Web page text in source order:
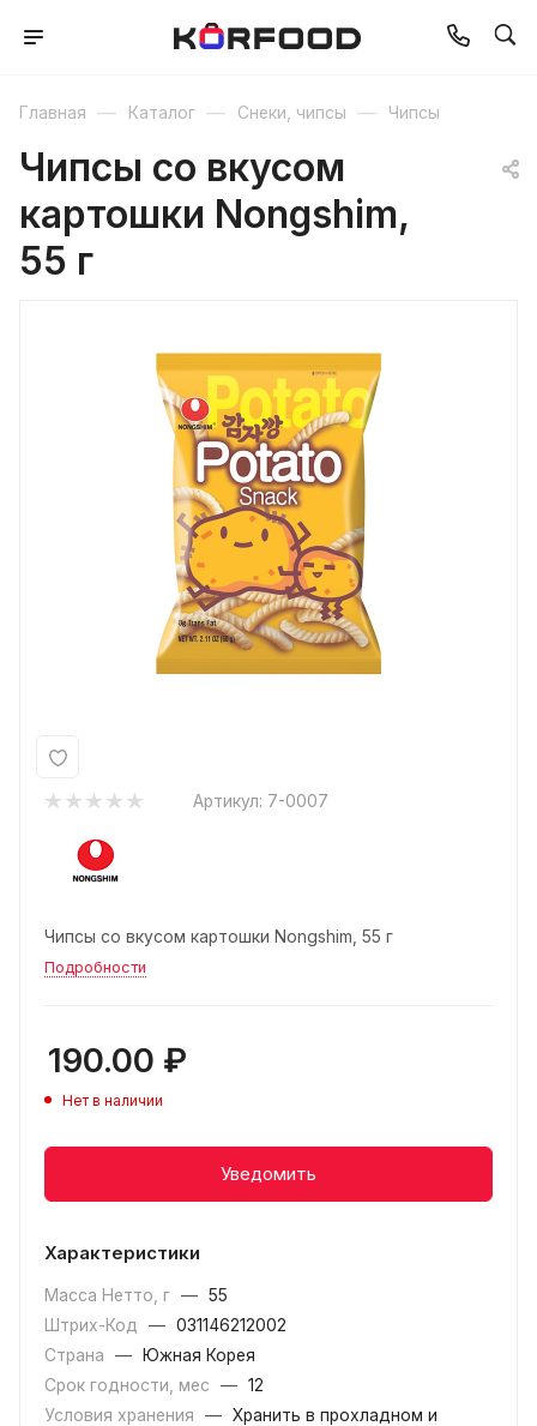
Главная — Каталог — Снеки, чипсы — Чипсы
Чипсы со вкусом
картошки Nongshim,
55 г
Артикул: 7-0007
Чипсы со вкусом картошки Nongshim, 55 г
Подробности
190.00 ₽
Нет в наличии
Уведомить
Характеристики
Масса Нетто, г — 55
Штрих-Код
— 031146212002
Страна
—
Южная Корея
Срок годности, мес
— 12
Условия хранения
— Хранить в прохладном и